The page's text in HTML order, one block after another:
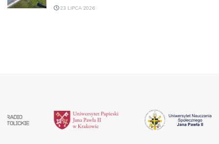
23 LIPCA 2026